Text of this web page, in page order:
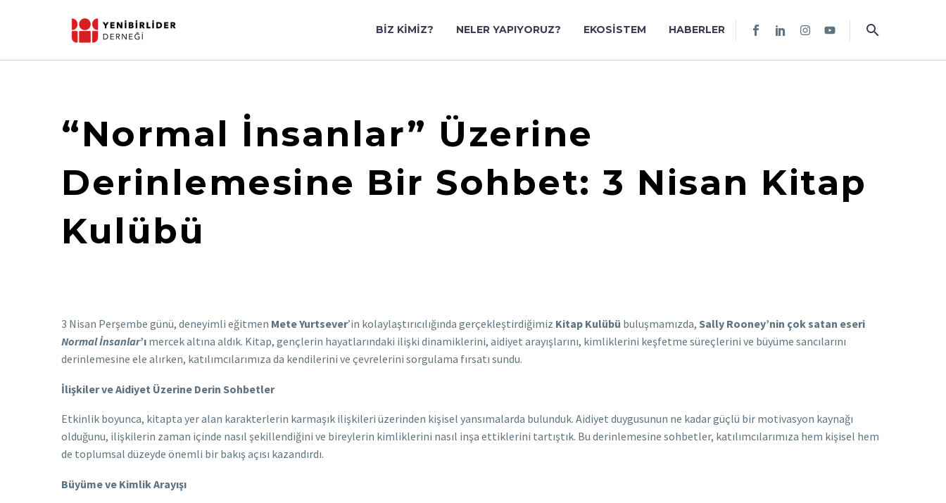
BIZ KIMIZ? NELER YAPIYORUZ? EKOSISTEM HABERLER
“Normal İnsanlar” Üzerine
Derinlemesine Bir Sohbet: 3 Nisan Kitap
Kulübü
3 Nisan Perşembe günü, deneyimli eğitmen Mete Yurtsever’in kolaylaştırıcılığında gerçekleştirdiğimiz Kitap Kulübü buluşmamızda, Sally Rooney’nin çok satan eseri
Normal İnsanlar’ı mercek altına aldık. Kitap, gençlerin hayatlarındaki ilişki dinamiklerini, aidiyet arayışlarını, kimliklerini keşfetme süreçlerini ve büyüme sancılarını
derinlemesine ele alırken, katılımcılarımıza da kendilerini ve çevrelerini sorgulama fırsatı sundu.
İlişkiler ve Aidiyet Üzerine Derin Sohbetler
Etkinlik boyunca, kitapta yer alan karakterlerin karmaşık ilişkileri üzerinden kişisel yansımalarda bulunduk. Aidiyet duygusunun ne kadar güçlü bir motivasyon kaynağı
olduğunu, ilişkilerin zaman içinde nasıl şekillendiğini ve bireylerin kimliklerini nasıl inşa ettiklerini tartıştık. Bu derinlemesine sohbetler, katılımcılarımıza hem kişisel hem
de toplumsal düzeyde önemli bir bakış açısı kazandırdı.
Büyüme ve Kimlik Arayışı